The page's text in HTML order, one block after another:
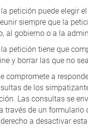
petición puede elegir
siempre que la
al gobierno o a la
petición tiene que
y borrar las que no
compromete a
de los
Las consultas se
través de un formulario
a desactivar